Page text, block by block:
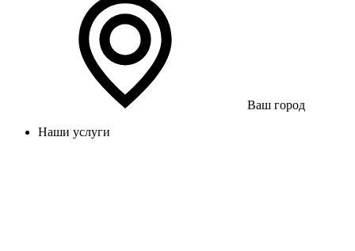
Ваш город
Наши услуги